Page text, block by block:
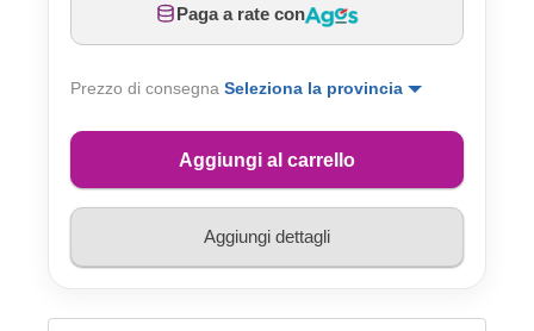
Paga a rate con
Prezzo di consegna Seleziona la provincia
Aggiungi al carrello
Aggiungi dettagli